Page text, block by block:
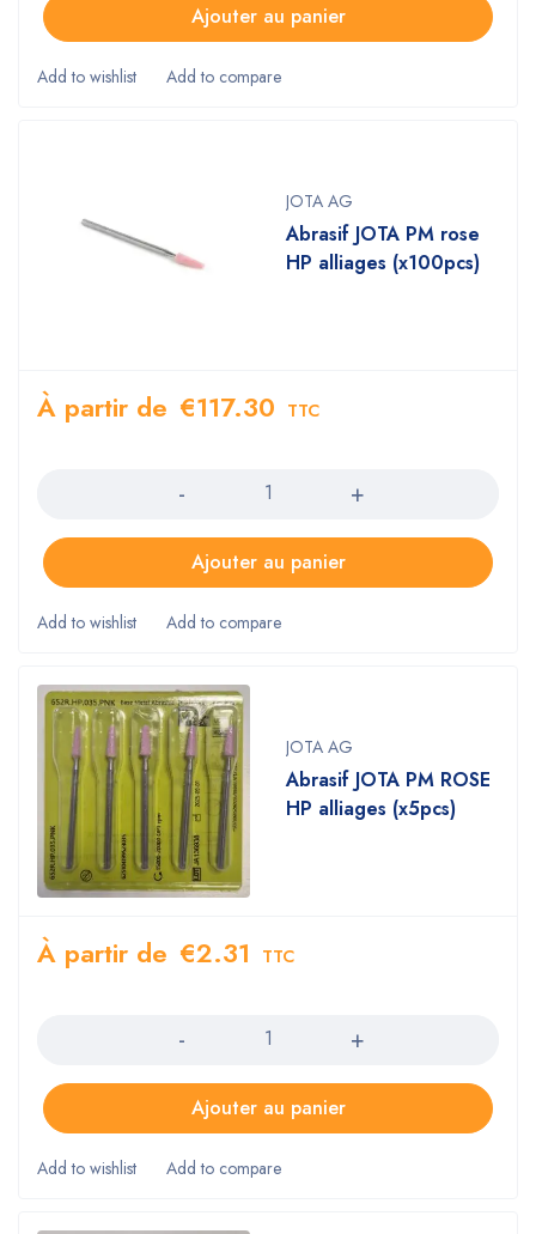
Ajouter au panier
JOTA AG
Abrasif JOTA PM rose
HP alliages (x100pcs)
À partir de €117.30 TTC
Ajouter au panier
JOTA AG
Abrasif JOTA PM ROSE
HP alliages (x5pcs)
À partir de €2.31
TTC
Ajouter au panier